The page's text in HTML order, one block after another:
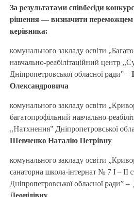
За результатами співбесіди
рішення — визначити переможцем
керівника:
комунального закладу освіти
навчально-реабілітаційний центр
Дніпропетровської обласної ради” –
Олександровича
комунального закладу освіти
багатопрофільний навчально-
,,Натхнення” Дніпропетровської
Шевченко Наталію Петрівну
комунального закладу освіти
санаторна школа-інтернат № 7 І – ІІ
Дніпропетровської обласної ради” –
Леонідівну